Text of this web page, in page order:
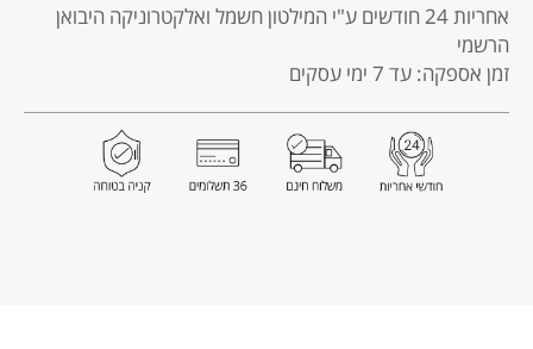
אחריות 24 חודשים
ע"י המילטון חשמל ואלקטרוניקה היבואן
הרשמי
זמן אספקה: עד 7 ימי עסקים